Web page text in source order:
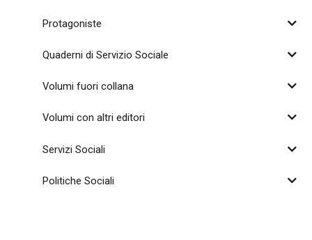
Protagoniste
Quaderni di Servizio Sociale
Volumi fuori collana
Volumi con altri editori
Servizi Sociali
Politiche Sociali